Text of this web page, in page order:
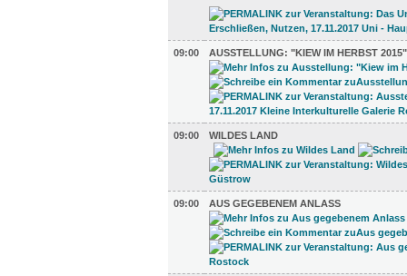
09:00 AUSSTELLUNG: "KIEW IM HERBST 2015"
09:00 WILDES LAND
09:00 AUS GEGEBENEM ANLASS